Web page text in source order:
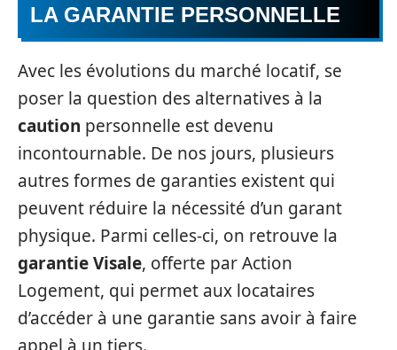
LA GARANTIE PERSONNELLE
Avec les évolutions du marché locatif, se
poser la question des alternatives à la
caution personnelle est devenu
incontournable. De nos jours, plusieurs
autres formes de garanties existent qui
peuvent réduire la nécessité d’un garant
physique. Parmi celles-ci, on retrouve la
garantie Visale, offerte par Action
Logement, qui permet aux locataires
d’accéder à une garantie sans avoir à faire